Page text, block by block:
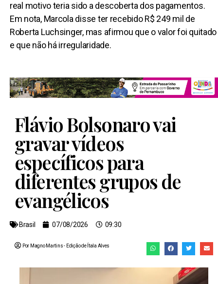
real motivo teria sido a descoberta dos pagamentos.
Em nota, Marcola disse ter recebido R$ 249 mil de
Roberta Luchsinger, mas afirmou que o valor foi quitado
e que não há irregularidade.
Flávio Bolsonaro vai
gravar vídeos
específicos para
diferentes grupos de
evangélicos
Brasil 07/08/2026 09:30
Por Magno Martins - Edição de Ítala Alves